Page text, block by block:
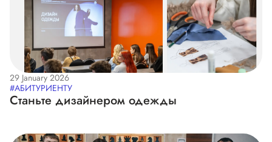
29 January 2026
#АБИТУРИЕНТУ
Станьте дизайнером одежды